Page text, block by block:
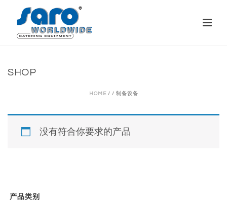
SHOP
HOME/ / 制备设备
没有符合你要求的产品
产品类别